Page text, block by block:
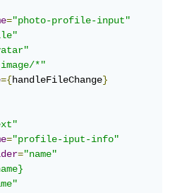
="photo-profile-input"
*"
={handleFileChange}
="profile-iput-info"
="name"